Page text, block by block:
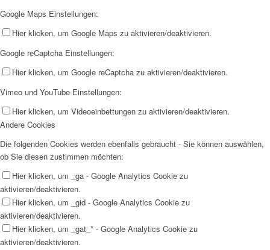
Google Maps Einstellungen:
Hier klicken, um Google Maps zu aktivieren/deaktivieren.
Google reCaptcha Einstellungen:
Hier klicken, um Google reCaptcha zu aktivieren/deaktivieren.
Vimeo und YouTube Einstellungen:
Hier klicken, um Videoeinbettungen zu aktivieren/deaktivieren.
Andere Cookies
Die folgenden Cookies werden ebenfalls gebraucht - Sie können auswählen,
ob Sie diesen zustimmen möchten:
Hier klicken, um _ga - Google Analytics Cookie zu
aktivieren/deaktivieren.
Hier klicken, um _gid - Google Analytics Cookie zu
aktivieren/deaktivieren.
Hier klicken, um _gat_* - Google Analytics Cookie zu
aktivieren/deaktivieren.